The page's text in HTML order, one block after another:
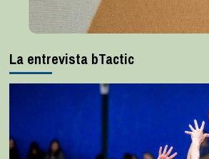
La entrevista bTactic